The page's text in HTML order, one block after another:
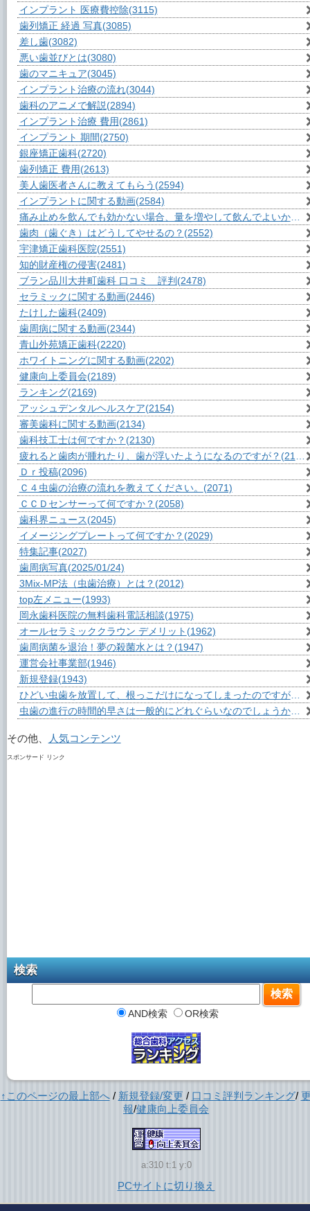
インプラント 医療費控除(3115)
歯列矯正 経過 写真(3085)
差し歯(3082)
悪い歯並びとは(3080)
歯のマニキュア(3045)
インプラント治療の流れ(3044)
歯科のアニメで解説(2894)
インプラント治療 費用(2861)
インプラント 期間(2750)
銀座矯正歯科(2720)
歯列矯正 費用(2613)
美人歯医者さんに教えてもらう (2594)
インプラントに関する動画(2584)
痛み止めを飲んでも効かない場合、量を増やして飲んでよいか？
歯肉（歯ぐき）はどうしてやせるの？ (2552)
宇津矯正歯科医院(2551)
知的財産権の侵害(2481)
ブラン品川大井町歯科 口コミ 評判 (2478)
セラミックに関する動画(2446)
たけした歯科(2409)
歯周病に関する動画(2344)
青山外苑矯正歯科(2220)
ホワイトニングに関する動画(2202)
健康向上委員会(2189)
ランキング(2169)
アッシュデンタルヘルスケア(2154)
審美歯科に関する動画(2134)
歯科技工士は何ですか？ (2130)
疲れると歯肉が腫れたり、歯が浮いたようになるのですが？ (2111)
Ｄｒ投稿(2096)
Ｃ４虫歯の治療の流れを教えてください。 (2071)
ＣＣＤセンサーって何ですか？ (2058)
歯科界ニュース(2045)
イメージングプレートって何ですか？ (2029)
特集記事(2027)
歯周病写真(2025/01/24)
3Mix-MP法（虫歯治療）とは？ (2012)
top左メニュー(1993)
岡永歯科医院の無料歯科電話相談(1975)
オールセラミッククラウン デメリット (1962)
歯周病菌を退治！夢の殺菌水とは？ (1947)
運営会社事業部(1946)
新規登録(1943)
ひどい虫歯を放置して、根っこだけになってしまったのですが？
虫歯の進行の時間的早さは一般的にどれぐらいなのでしょうか？
その他、 人気コンテンツ
スポンサード リンク
検索
AND検索 OR検索
↑このページの最上部へ/ 新規登録/変更 / 口コミ評判ランキング/
報/健康向上委員会
a:310 t:1 y:0
PCサイトに切り換え